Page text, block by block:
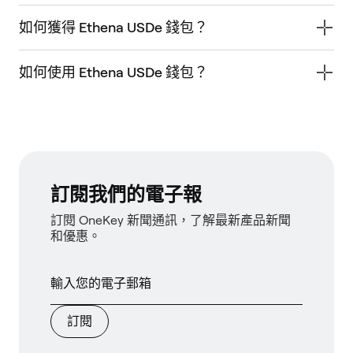
如何獲得 Ethena USDe 錢包？
如何使用 Ethena USDe 錢包？
訂閱我們的電子報
訂閱 OneKey 新聞通訊，了解最新產品新聞
和優惠。
訂閱